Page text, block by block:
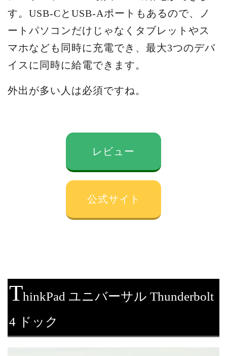
す。USB-CとUSB-Aポートもあるので、ノ
ートパソコンだけじゃなくタブレットやス
マホなども同時に充電でき、最大3つのデバ
イスに同時に給電できます。
外出が多い人は必須ですね。
レビュー
公式サイト
ThinkPad ユニバーサル Thunderbolt
4 ドック